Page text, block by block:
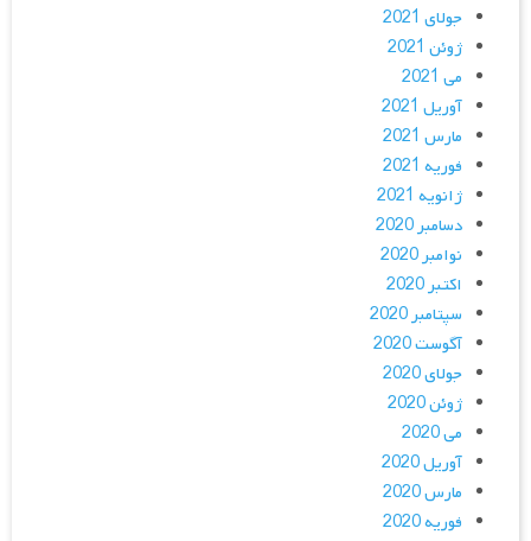
جولای 2021
ژوئن 2021
می 2021
آوریل 2021
مارس 2021
فوریه 2021
ژانویه 2021
دسامبر 2020
نوامبر 2020
اکتبر 2020
سپتامبر 2020
آگوست 2020
جولای 2020
ژوئن 2020
می 2020
آوریل 2020
مارس 2020
فوریه 2020